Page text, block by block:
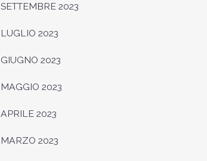
SETTEMBRE 2023
LUGLIO 2023
GIUGNO 2023
MAGGIO 2023
APRILE 2023
MARZO 2023